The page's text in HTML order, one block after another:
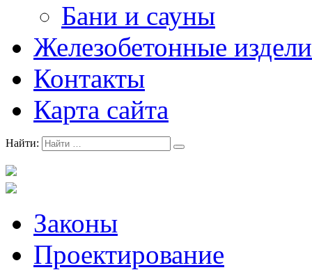
Бани и сауны
Железобетонные
Контакты
Карта сайта
Найти:
Законы
Проектирование